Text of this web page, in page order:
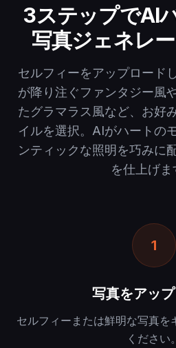
3ステップでAI
写真ジェネレ
セルフィーをアップロード
が降り注ぐファンタジー風
たグラマラス風など、お好
イルを選択。AIがハートの
ンティックな照明を巧みに
を仕上げま
1
写真をアッ
セルフィーまたは鮮明な写真を
ください。